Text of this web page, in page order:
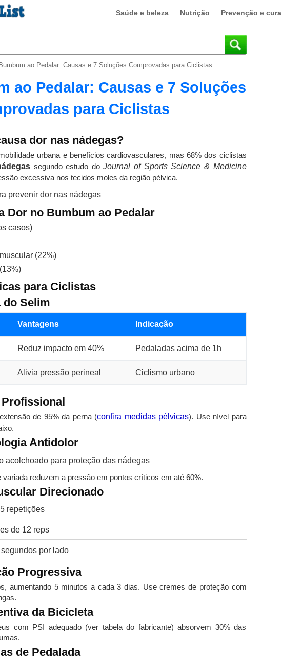
Saúde e beleza Nutrição Prevenção e cura
ao Pedalar: Causas e 7 Soluções Comprovadas para Ciclistas
ao Pedalar: Causas e 7 Soluções
para Ciclistas
dor nas nádegas?
urbana e benefícios cardiovasculares, mas 68% dos ciclistas
segundo estudo doJournal of Sports Science & Medicine
excessiva nos tecidos moles da região pélvica.
Dor no Bumbum ao Pedalar
casos)
(22%)
para Ciclistas
do Selim
Vantagens Indicação
Reduz impacto em 40% Pedaladas acima de 1h
Alivia pressão perineal Ciclismo urbano
de 95% da perna (confira medidas pélvicas). Use nível para
Antidolor
reduzem a pressão em pontos críticos em até 60%.
Direcionado
repetições
de 12 reps
por lado
Progressiva
aumentando 5 minutos a cada 3 dias. Use cremes de proteção com
da Bicicleta
com PSI adequado (ver tabela do fabricante) absorvem 30% das
de Pedalada